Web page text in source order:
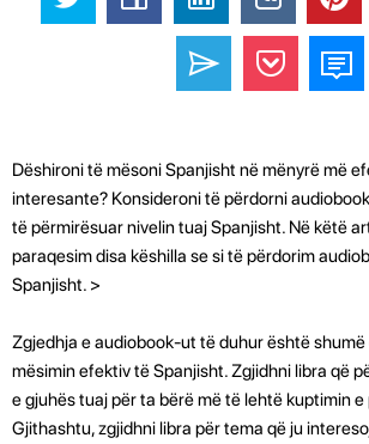
Dëshironi të mësoni Spanjisht në mënyrë më
interesante? Konsideroni të përdorni
të përmirësuar nivelin tuaj Spanjisht. Në këtë
paraqesim disa këshilla se si të përdorim
Spanjisht. >
Zgjedhja e audiobook-ut të duhur është
mësimin efektiv të Spanjisht. Zgjidhni libra që
e gjuhës tuaj për ta bërë më të lehtë kuptimin
Gjithashtu, zgjidhni libra për tema që ju